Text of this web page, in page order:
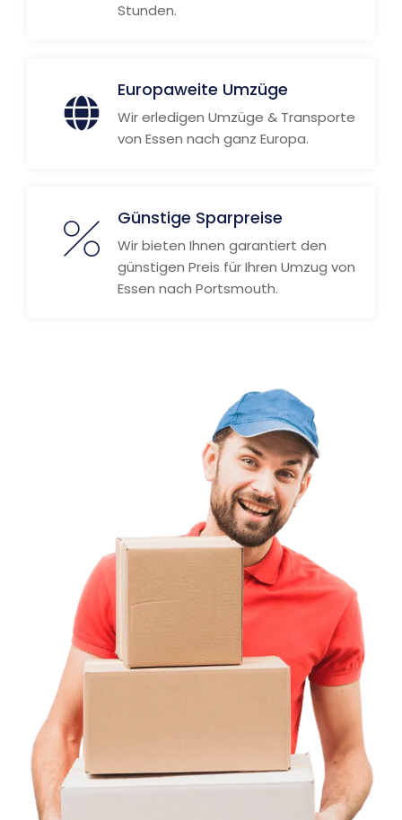
Stunden.
Europaweite Umzüge
Wir erledigen Umzüge & Transporte
von Essen nach ganz Europa.
Günstige Sparpreise
Wir bieten Ihnen garantiert den
günstigen Preis für Ihren Umzug von
Essen nach Portsmouth.